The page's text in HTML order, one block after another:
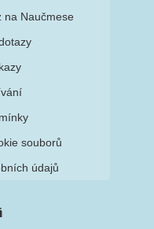
na Naučmese
souborů
údajů